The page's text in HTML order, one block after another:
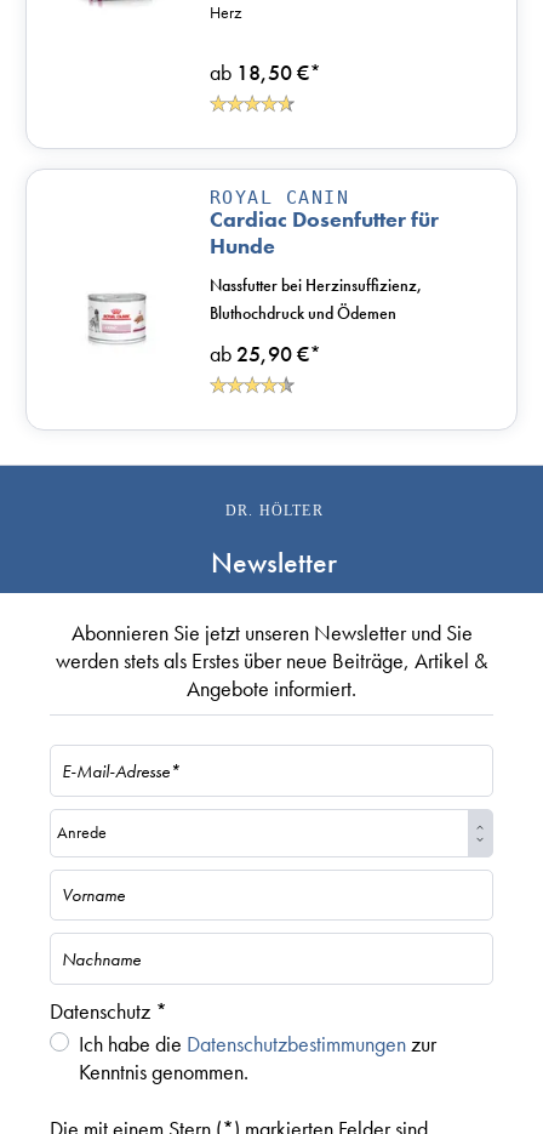
ab 18,50 €*
Herz
ROYAL CANIN
Cardiac Dosenfutter für
Hunde
ab 25,90 €*
Nassfutter bei Herzinsuffizienz,
Bluthochdruck und Ödemen
DR. HÖLTER
Newsletter
Abonnieren Sie jetzt unseren Newsletter und Sie
werden stets als Erstes über neue Beiträge, Artikel &
Angebote informiert.
Datenschutz *
Ich habe die Datenschutzbestimmungenzur
Kenntnis genommen.
Die mit einem Stern (*) markierten Felder sind